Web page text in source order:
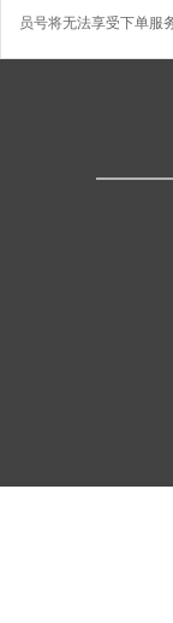
员号将无法享受下单服务